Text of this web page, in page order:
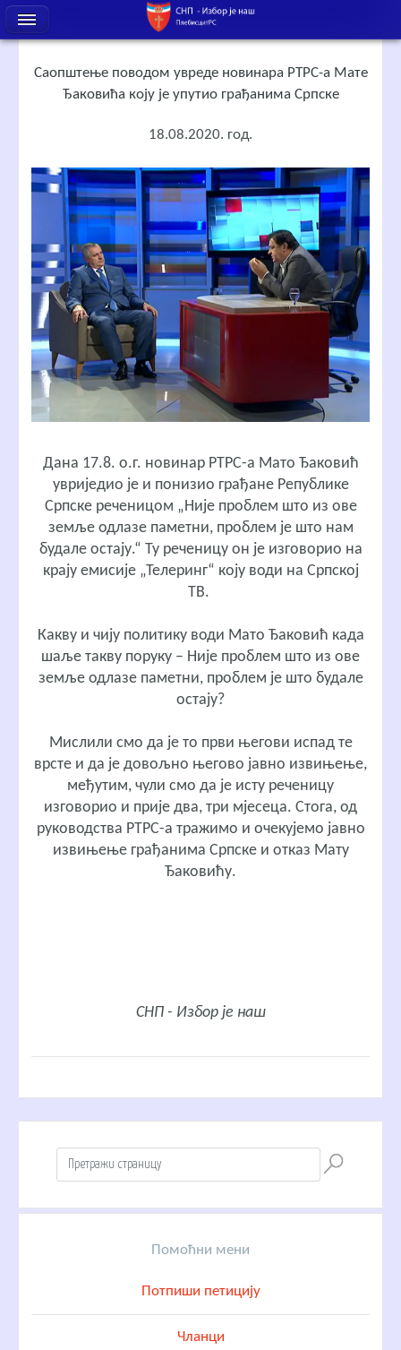
Саопштење поводом увреде новинара РТРС-а Мате
Ђаковића коју је упутио грађанима Српске
18.08.2020. год.
Дана 17.8. о.г. новинар РТРС-а Мато Ђаковић
увриједио је и понизио грађане Републике
Српске реченицом „Није проблем што из ове
земље одлазе паметни, проблем је што нам
будале остају.“ Ту реченицу он је изговорио на
крају емисије „Телеринг“ коју води на Српској
ТВ.
Какву и чију политику води Мато Ђаковић када
шаље такву поруку – Није проблем што из ове
земље одлазе паметни, проблем је што будале
остају?
Мислили смо да је то први његови испад те
врсте и да је довољно његово јавно извињење,
међутим, чули смо да је исту реченицу
изговорио и прије два, три мјесеца. Стога, од
руководства РТРС-а тражимо и очекујемо јавно
извињење грађанима Српске и отказ Мату
Ђаковићу.
СНП - Избор је наш
Помоћни мени
Потпиши петицију
Чланци